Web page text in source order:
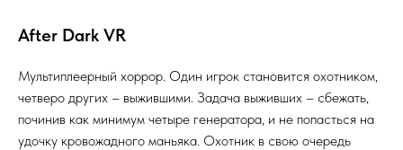
After Dark VR
Мультиплеерный хоррор. Один игрок становится охотником,
четверо других – выжившими. Задача выживших – сбежать,
починив как минимум четыре генератора, и не попасться на
удочку кровожадного маньяка. Охотник в свою очередь